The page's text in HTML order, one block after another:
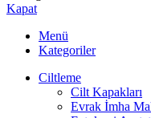
Kapat
Menü
Kategoriler
Ciltleme
Cilt Kapakları
Evrak İmha